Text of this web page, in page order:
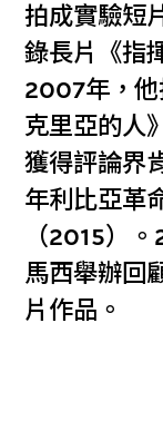
拍成實驗短
錄長片《指
2007年，他
克里亞的人
獲得評論界
年利比亞革
（2015）
馬西舉辦回
片作品。